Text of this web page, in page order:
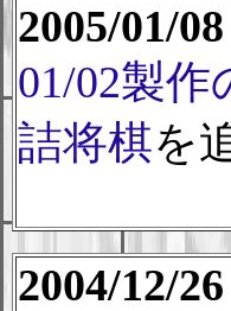
2005/01/08
01/02製
詰将棋を
2004/12/26